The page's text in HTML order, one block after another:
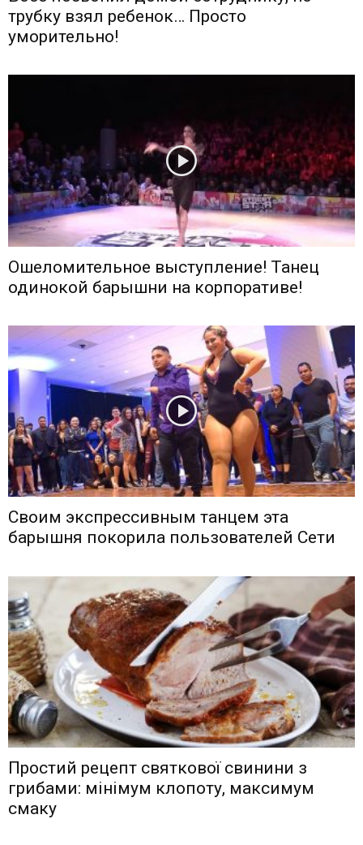
трубку взял ребенок… Просто
уморительно!
Ошеломительное выступление! Танец
одинокой барышни на корпоративе!
Своим экспрессивным танцем эта
барышня покорила пользователей Сети
Простий рецепт святкової свинини з
грибами: мінімум клопоту, максимум
смаку